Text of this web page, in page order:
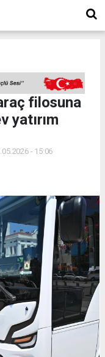
filosuna
yatırım
- 15:06